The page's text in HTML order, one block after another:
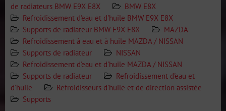
de radiateurs BMW E9X E8X
BMW E8X
Refroidissement d'eau et d'huile BMW E9X E8X
Supports de radiateur BMW E9X E8X
MAZDA
Refroidissement à eau et à huile MAZDA / NISSAN
Supports de radiateur
NISSAN
Refroidissement d'eau et d'huile MAZDA / NISSAN
Supports de radiateur
Refroidissement d'eau et
d'huile
Refroidisseurs d'huile et de direction assistée
Supports